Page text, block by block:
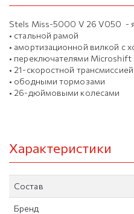
Stels Miss-5000 V 26 V050 -
• стальной рамой
• амортизационной вилкой с
• переключателями Microshift
• 21-скоростной трансмиссией
• ободными тормозами
• 26-дюймовыми колесами
Характеристики
Состав
Бренд